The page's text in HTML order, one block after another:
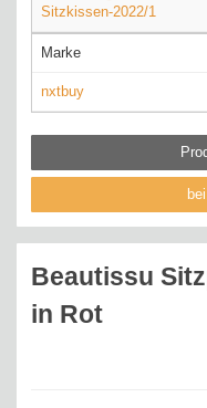
Sitzkissen-2022/1
Marke
nxtbuy
Beautissu
in Rot